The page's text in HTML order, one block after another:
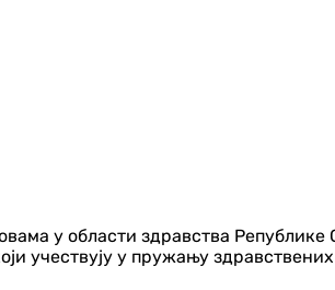
у области здравства
учествују у пружању